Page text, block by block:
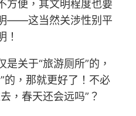
方便，其文明程度也要
——这当然关涉性别平
！
关于“旅游厕所”的，
的，那就更好了！不必
，春天还会远吗”？